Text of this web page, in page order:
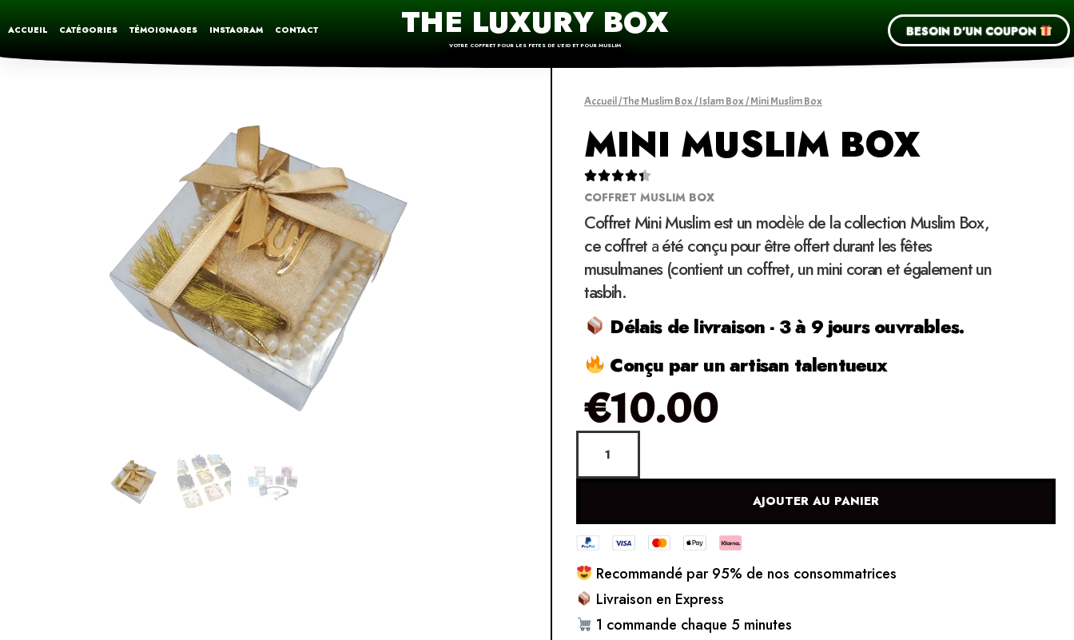
ACCUEIL CATÉGORIES TÉMOIGNAGES INSTAGRAM CONTACT THE LUXURY BOX
VOTRE COFFRET POUR LES FETES DE L'EID ET POUR MUSLIM
BESOIN D'UN COUPON
Accueil/The Muslim Box/Islam Box/ Mini Muslim Box
MINI MUSLIM BOX

COFFRET MUSLIM BOX
Coffret Mini Muslim est un modèle de la collection Muslim Box,
ce coffret aété conçu pour être offert durant les fêtes
musulmanes (contient un coffret, un mini coran et également un
tasbih.
Délais de livraison - 3 à 9 jours ouvrables.
Conçu par un artisan talentueux
€10.00
AJOUTER AU PANIER
Recommandé par 95% de nos consommatrices
Livraison en Express
1 commande chaque 5 minutes